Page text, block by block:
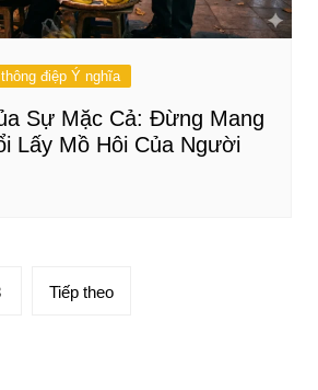
điệp Ý nghĩa
Sự Mặc Cả: Đừng Mang
Lấy Mồ Hôi Của Người
Tiếp theo